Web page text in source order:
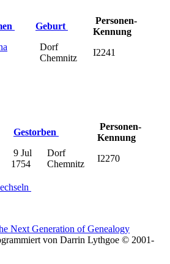
Geburt
Personen-
Kennung
Dorf
Chemnitz
I2241
Gestorben
Personen-
Kennung
9 Jul
1754
Dorf
Chemnitz
I2270
Next Generation of Genealogy
von Darrin Lythgoe © 2001-